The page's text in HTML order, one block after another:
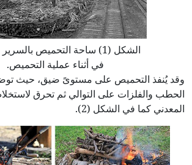
الشكل (1) ساحة التحميص
في أثناء عملية التحميص.
وقد يُنفذ التحميص على مستوىً ضيق، حيث
الحطب والفلزات على التوالي ثم تحرق
المعدني كما في الشكل (2).